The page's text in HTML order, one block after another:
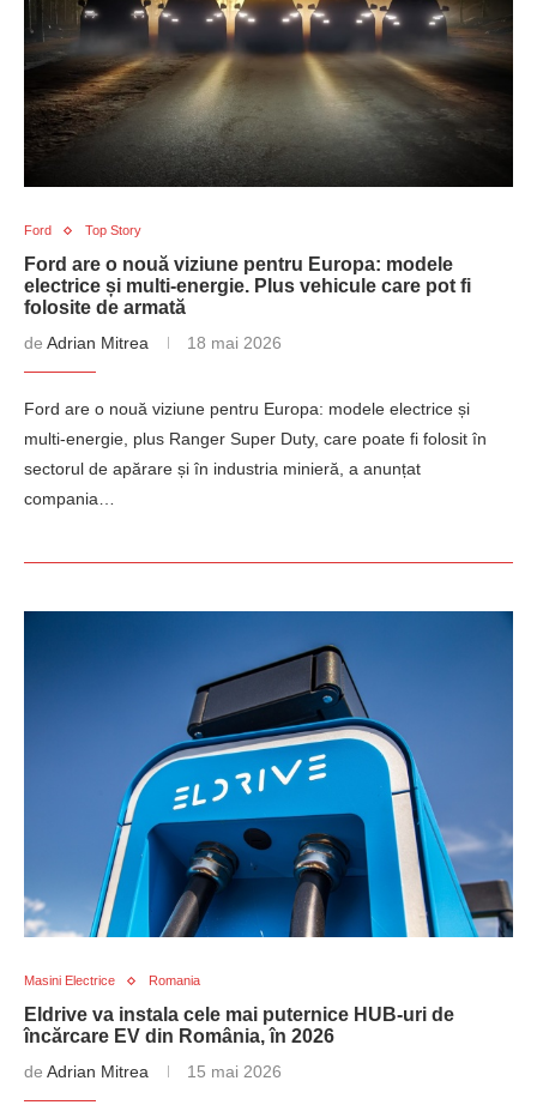
Ford Top Story
Ford are o nouă viziune pentru Europa: modele
electrice și multi-energie. Plus vehicule care pot fi
folosite de armată
de Adrian Mitrea 18 mai 2026
Ford are o nouă viziune pentru Europa: modele electrice și
multi-energie, plus Ranger Super Duty, care poate fi folosit în
sectorul de apărare și în industria minieră, a anunțat
compania…
Masini Electrice Romania
Eldrive va instala cele mai puternice HUB-uri de
încărcare EV din România, în 2026
de Adrian Mitrea 15 mai 2026